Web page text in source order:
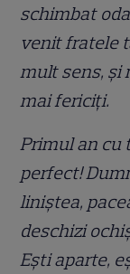
schimbat
venit fratele
mult sens, și
mai fericiți.
Primul an cu
perfect!
liniștea,
deschizi
Ești aparte,